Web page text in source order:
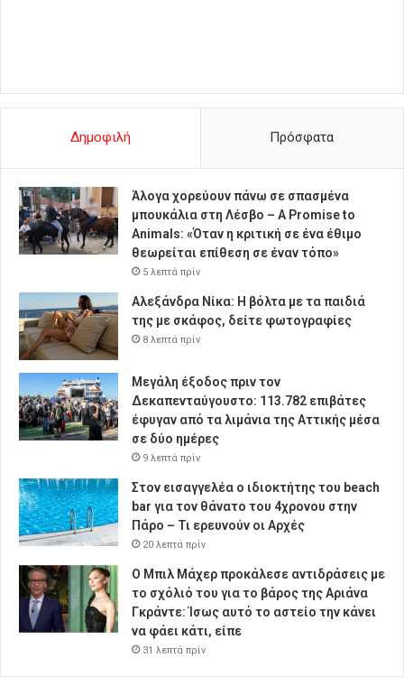
Δημοφιλή Πρόσφατα
Άλογα χορεύουν πάνω σε σπασμένα
μπουκάλια στη Λέσβο – A Promise to
Animals: «Όταν η κριτική σε ένα έθιμο
θεωρείται επίθεση σε έναν τόπο»
5 λεπτά πρίν
Αλεξάνδρα Νίκα: Η βόλτα με τα παιδιά
της με σκάφος, δείτε φωτογραφίες
8 λεπτά πρίν
Μεγάλη έξοδος πριν τον
Δεκαπενταύγουστο: 113.782 επιβάτες
έφυγαν από τα λιμάνια της Αττικής μέσα
σε δύο ημέρες
9 λεπτά πρίν
Στον εισαγγελέα ο ιδιοκτήτης του beach
bar για τον θάνατο του 4χρονου στην
Πάρο – Τι ερευνούν οι Αρχές
20 λεπτά πρίν
Ο Μπιλ Μάχερ προκάλεσε αντιδράσεις με
το σχόλιό του για το βάρος της Αριάνα
Γκράντε: Ίσως αυτό το αστείο την κάνει
να φάει κάτι, είπε
31 λεπτά πρίν